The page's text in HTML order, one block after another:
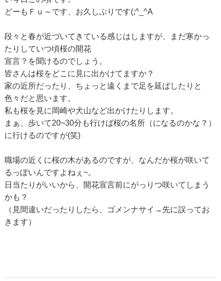
どーもＦｕ～です、お久しぶりです(;^_^A
段々と春が近づいてきている感じはしますが、まだ寒かっ
たりしていつ頃桜の開花
宣言？を聞けるのでしょう。
皆さんは桜をどこに見に出かけてますか？
家の近所だったり、ちょっと遠くまで足を延ばしたりと
色々だと思います。
私も桜を見に岡崎や犬山など出かけたりします。
まぁ、歩いて20~30分も行けば桜の名所（になるのかな？）
に行けるのですが(笑)
職場の近くに桜の木があるのですが、なんだか桜が咲いて
るっぽいんですよねぇ~。
日当たりがいいから、開花宣言前にがっりつ咲いてしまう
かも？
（見間違いだったりしたら、ゴメンナサイ→先に誤ってお
きます）